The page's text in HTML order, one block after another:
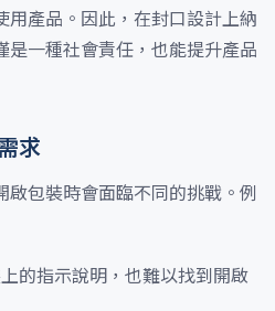
用產品。因此，在封口設計上納
是一種社會責任，也能提升產品
求
包裝時會面臨不同的挑戰。例
的指示說明，也難以找到開啟